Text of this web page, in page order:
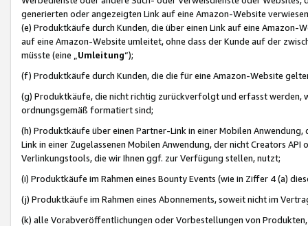
generierten oder angezeigten Link auf eine Amazon-Website
(e) Produktkäufe durch Kunden, die über einen Link auf eine
auf eine Amazon-Website umleitet, ohne dass der Kunde auf der
müsste (eine „ Umleitung“);
(f) Produktkäufe durch Kunden, die die für eine Amazon-Website
(g) Produktkäufe, die nicht richtig zurückverfolgt und erfasst werden,
ordnungsgemäß formatiert sind;
(h) Produktkäufe über einen Partner-Link in einer Mobilen
Link in einer Zugelassenen Mobilen Anwendung, der nicht Creators
Verlinkungstools, die wir Ihnen ggf. zur Verfügung stellen, nutzt;
(i) Produktkäufe im Rahmen eines Bounty Events (wie in Ziffer 4 (a)
(j) Produktkäufe im Rahmen eines Abonnements, soweit nicht im
(k) alle Vorabveröffentlichungen oder Vorbestellungen von